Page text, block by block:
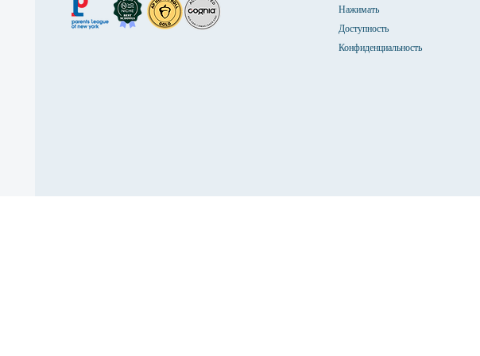
Нажимать
Доступность
Конфиденциальность